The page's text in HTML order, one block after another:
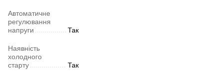
Автоматичне
регулювання
напруги
Так
Наявність
холодного
старту
Так